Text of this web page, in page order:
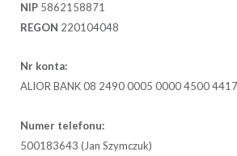
NIP 5862158871
REGON 220104048
Nr konta:
ALIOR BANK 08 2490 0005 0000 4500
Numer telefonu:
500183643 (Jan Szymczuk)